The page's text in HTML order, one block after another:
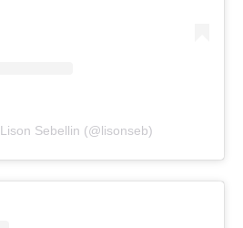
Sebellin (@lisonseb)